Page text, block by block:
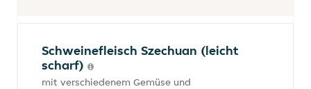
Schweinefleisch Szechuan (leicht
scharf)
mit verschiedenem Gemüse und